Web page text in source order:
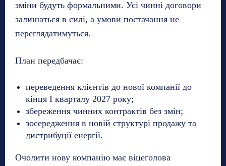
зміни будуть формальними. Усі чинні договори
залишаться в силі, а умови постачання не
переглядатимуться.
План передбачає:
переведення клієнтів до нової компанії до
кінця І кварталу 2027 року;
збереження чинних контрактів без змін;
зосередження в новій структурі продажу та
дистрибуції енергії.
Очолити нову компанію має віцеголова